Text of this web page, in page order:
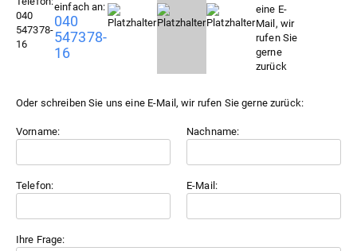
einfach an:
040
547378-
16
Oder schreiben Sie uns eine E-Mail, wir rufen Sie gerne zurück:
Vorname: Nachname:
Telefon: E-Mail:
Ihre Frage: